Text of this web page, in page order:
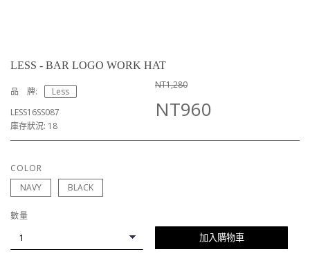
LESS - BAR LOGO WORK HAT
品 牌:
Less
LESS16SS087
庫存狀況: 18
NT1,280
NT960
COLOR
NAVY
BLACK
數量
加入購物車